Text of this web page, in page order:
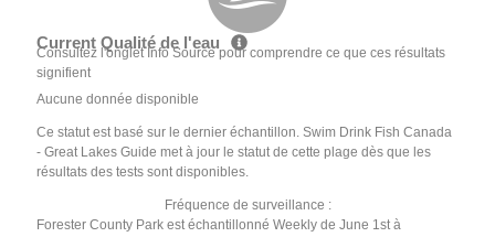
Current Qualité de l'eau
Consultez l'onglet Info Source pour comprendre ce que ces résultats
signifient
Aucune donnée disponible
Ce statut est basé sur le dernier échantillon. Swim Drink Fish Canada
- Great Lakes Guide met à jour le statut de cette plage dès que les
résultats des tests sont disponibles.
Fréquence de surveillance :
Forester County Park est échantillonné Weekly de June 1st à